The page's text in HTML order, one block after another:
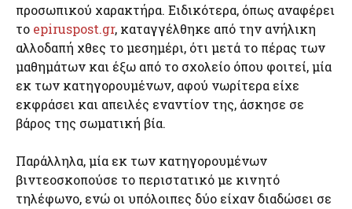
προσωπικού χαρακτήρα. Ειδικότερα, όπως αναφέρει
το epiruspost.gr, καταγγέλθηκε από την ανήλικη
αλλοδαπή χθες το μεσημέρι, ότι μετά το πέρας των
μαθημάτων και έξω από το σχολείο όπου φοιτεί, μία
εκ των κατηγορουμένων, αφού νωρίτερα είχε
εκφράσει και απειλές εναντίον της, άσκησε σε
βάρος της σωματική βία.
Παράλληλα, μία εκ των κατηγορουμένων
βιντεοσκοπούσε το περιστατικό με κινητό
τηλέφωνο, ενώ οι υπόλοιπες δύο είχαν διαδώσει σε